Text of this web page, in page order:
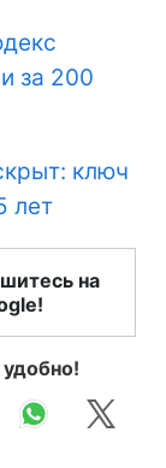
за 200
ключ
лет
на